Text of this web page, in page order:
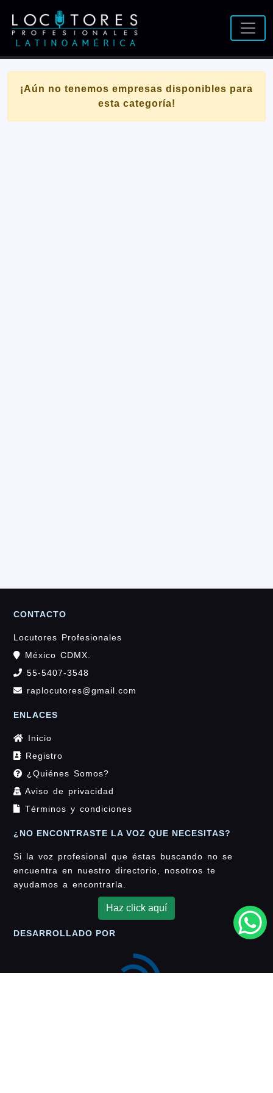
¡Aún no tenemos empresas disponibles para
esta categoría!
CONTACTO
Locutores Profesionales
México CDMX.
55-5407-3548
raplocutores@gmail.com
ENLACES
Inicio
Registro
¿Quiénes Somos?
Aviso de privacidad
Términos y condiciones
¿NO ENCONTRASTE LA VOZ QUE NECESITAS?
Si la voz profesional que éstas buscando no se
encuentra en nuestro directorio, nosotros te
ayudamos a encontrarla.
Haz click aquí
DESARROLLADO POR